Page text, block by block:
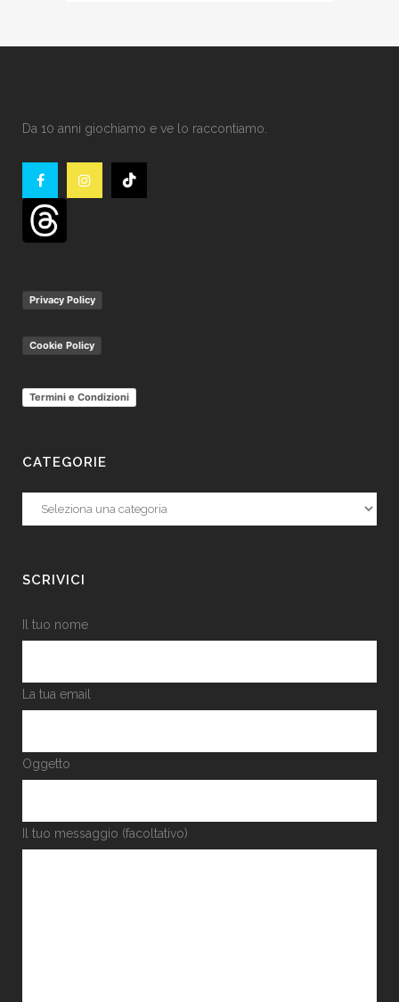
Da 10 anni giochiamo e ve lo raccontiamo.
Privacy Policy
Cookie Policy
Termini e Condizioni
CATEGORIE
Categorie
SCRIVICI
Il tuo nome
La tua email
Oggetto
Il tuo messaggio (facoltativo)